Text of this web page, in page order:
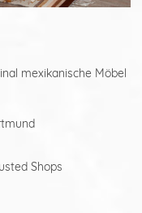
mexikanische Möbel
Shops